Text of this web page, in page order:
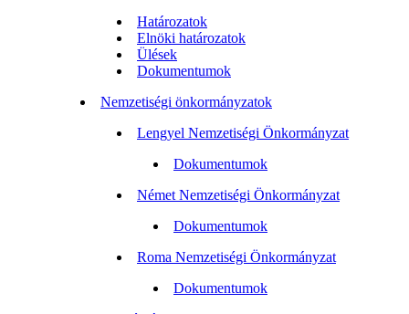
Határozatok
Elnöki határozatok
Ülések
Dokumentumok
Nemzetiségi önkormányzatok
Lengyel Nemzetiségi Önkormányzat
Dokumentumok
Német Nemzetiségi Önkormányzat
Dokumentumok
Roma Nemzetiségi Önkormányzat
Dokumentumok